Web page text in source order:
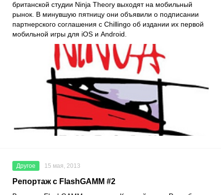
британской студии Ninja Theory выходят на мобильный
рынок. В минувшую пятницу они объявили о подписании
партнерского соглашения с Chillingo об издании их первой
мобильной игры для iOS и Android.
Другое 15 мая, 2013
Репортаж с FlashGAMM #2